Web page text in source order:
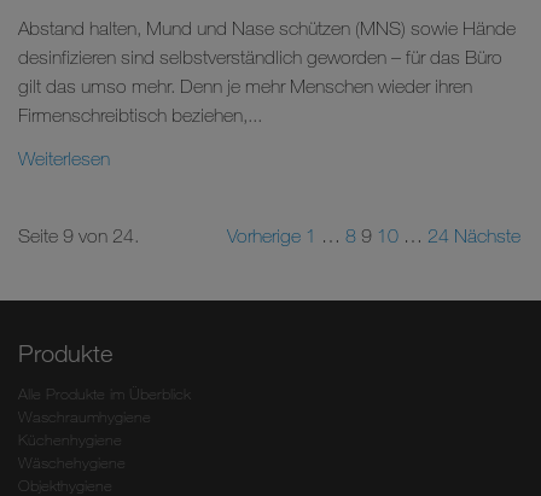
Abstand halten, Mund und Nase schützen (MNS) sowie Hände
desinfizieren sind selbstverständlich geworden – für das Büro
gilt das umso mehr. Denn je mehr Menschen wieder ihren
Firmenschreibtisch beziehen,...
Weiterlesen
Seite 9 von 24. Vorherige 1 … 8 9 10 … 24 Nächste
Produkte
Alle Produkte im Überblick
Waschraumhygiene
Küchenhygiene
Wäschehygiene
Objekthygiene